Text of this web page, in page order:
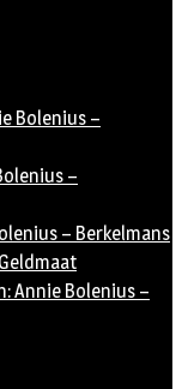
Bolenius –
–
– Berkelmans
Annie Bolenius –